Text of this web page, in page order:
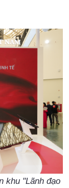
khu "Lãnh đạo